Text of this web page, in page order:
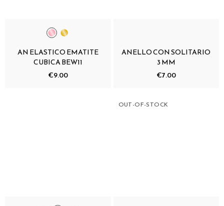
AN ELASTICO EMATITE
CUBICA BEW11
€9.00
ANELLO CON SOLITARIO
3 MM
€7.00
OUT-OF-STOCK